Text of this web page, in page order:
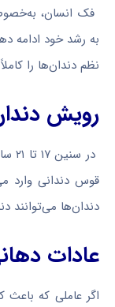
به رشد خود ادامه
نظم دندان‌ها را
رویش
در
قوس دندانی وارد
دندان‌ها می‌توانند
عادات
اگر عاملی که